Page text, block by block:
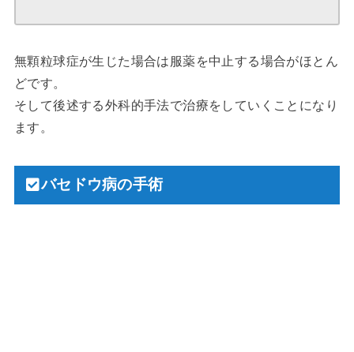
無顆粒球症が生じた場合は服薬を中止する場合がほとん
どです。
そして後述する外科的手法で治療をしていくことになり
ます。
バセドウ病の手術